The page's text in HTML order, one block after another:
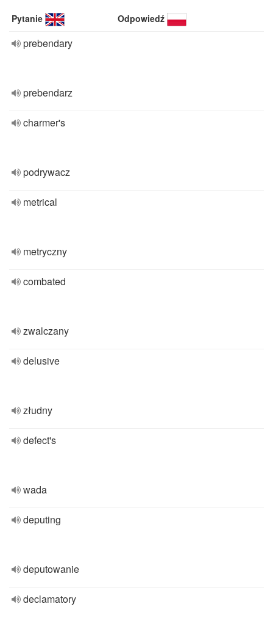
Pytanie Odpowiedź
prebendary
prebendarz
charmer's
podrywacz
metrical
metryczny
combated
zwalczany
delusive
złudny
defect's
wada
deputing
deputowanie
declamatory